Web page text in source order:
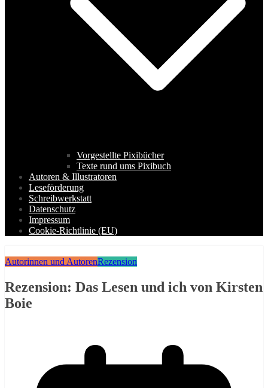
Vorgestellte Pixibücher
Texte rund ums Pixibuch
Autoren & Illustratoren
Leseförderung
Schreibwerkstatt
Datenschutz
Impressum
Cookie-Richtlinie (EU)
Autorinnen und AutorenRezension
Rezension: Das Lesen und ich von Kirsten
Boie